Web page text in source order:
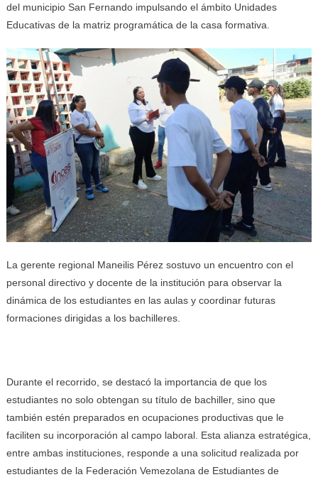
del municipio San Fernando impulsando el ámbito Unidades
Educativas de la matriz programática de la casa formativa.
La gerente regional Maneilis Pérez sostuvo un encuentro con el
personal directivo y docente de la institución para observar la
dinámica de los estudiantes en las aulas y coordinar futuras
formaciones dirigidas a los bachilleres.
Durante el recorrido, se destacó la importancia de que los
estudiantes no solo obtengan su título de bachiller, sino que
también estén preparados en ocupaciones productivas que le
faciliten su incorporación al campo laboral. Esta alianza estratégica,
entre ambas instituciones, responde a una solicitud realizada por
estudiantes de la Federación Vemezolana de Estudiantes de